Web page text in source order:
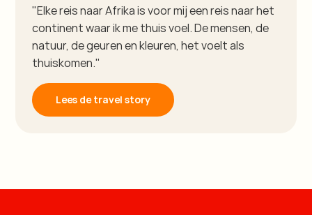
"Elke reis naar Afrika is voor mij een reis naar het
continent waar ik me thuis voel. De mensen, de
natuur, de geuren en kleuren, het voelt als
thuiskomen."
Lees de travel story